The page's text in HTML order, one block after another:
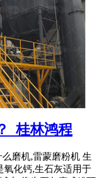
_桂林鸿程
磨机,雷蒙磨粉机 生
氧化钙,生石灰适用于